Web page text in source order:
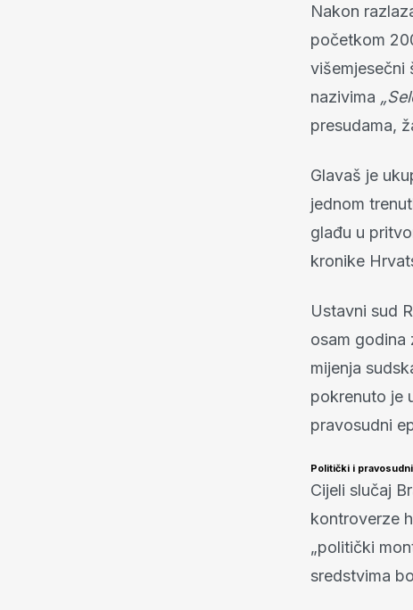
Nakon
početkom
višemjesečni
nazivima
presudama,
Glavaš je
jednom
glađu u
kronike
Ustavni sud
osam godina
mijenja
pokrenuto je
pravosudni
Politički i
Cijeli slučaj
kontroverze
„politički
sredstvima